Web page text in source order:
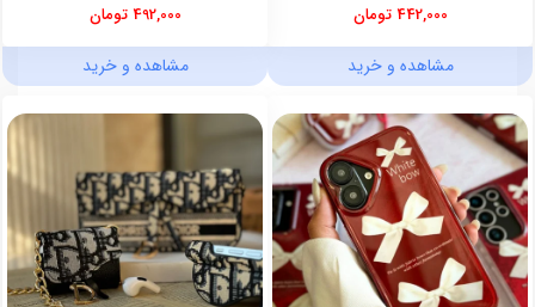
442,000 تومان
مشاهده و خرید
492,000 تومان
مشاهده و خرید